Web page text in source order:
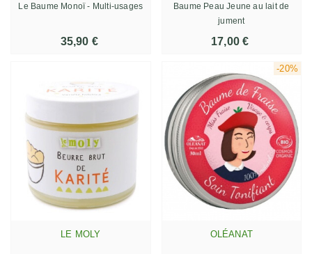
Le Baume Monoï - Multi-usages
35,90 €
Baume Peau Jeune au lait de
jument
17,00 €
LE MOLY
-20%
OLÉANAT